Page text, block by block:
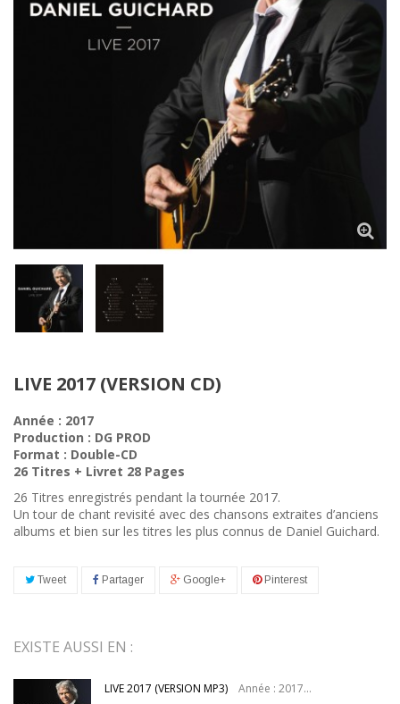
LIVE 2017 (VERSION CD)
Année : 2017
Production : DG PROD
Format : Double-CD
26 Titres + Livret 28 Pages
26 Titres enregistrés pendant la tournée 2017.
Un tour de chant revisité avec des chansons extraites d’anciens
albums et bien sur les titres les plus connus de Daniel Guichard.
Tweet Partager Google+ Pinterest
EXISTE AUSSI EN :
LIVE 2017 (VERSION MP3) Année : 2017...